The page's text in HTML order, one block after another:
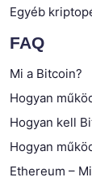
Egyéb
FAQ
Mi a Bitcoin?
Hogyan
Hogyan kell
Hogyan
Ethereum –